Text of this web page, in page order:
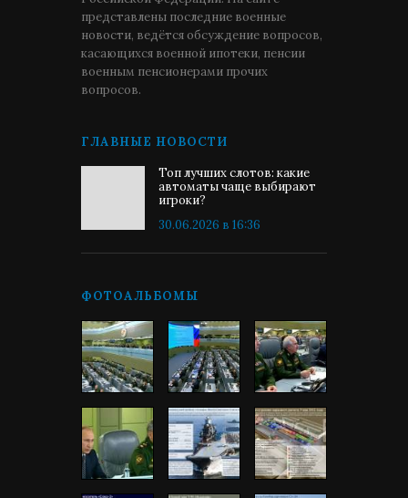
представлены последние военные
новости, ведётся обсуждение вопросов,
касающихся военной ипотеки, пенсии
военным пенсионерами прочих
вопросов.
ГЛАВНЫЕ НОВОСТИ
Топ лучших слотов: какие
автоматы чаще выбирают
игроки?
30.06.2026 в 16:36
ФОТОАЛЬБОМЫ